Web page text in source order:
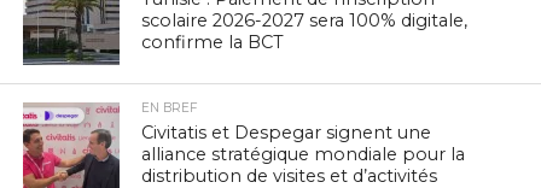
scolaire 2026-2027 sera 100% digitale,
confirme la BCT
EN BREF
Civitatis et Despegar signent une
alliance stratégique mondiale pour la
distribution de visites et d’activités